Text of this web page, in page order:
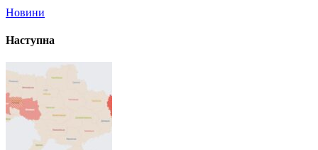
Новини
Наступна